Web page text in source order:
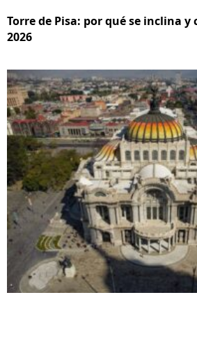
Torre de Pisa: por qué se inclina
2026